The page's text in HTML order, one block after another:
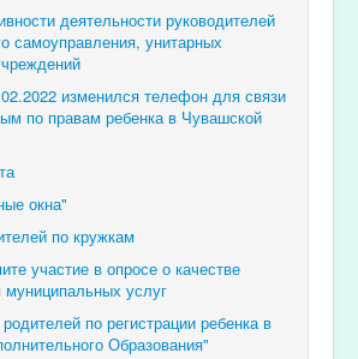
деятельности руководителей
самоуправления, унитарных
изменился телефон для связи
по правам ребенка в Чувашской
окна"
по кружкам
участие в опросе о качестве
муниципальных услуг
по регистрации ребенка в
Образования"